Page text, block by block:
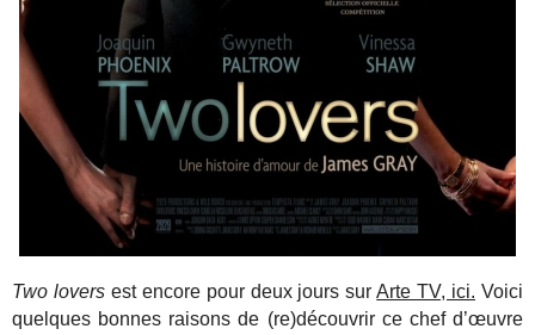
Two lovers est encore pour deux jours surArte TV, ici. Voici
quelques bonnes raisons de (re)découvrir ce chef d’œuvre